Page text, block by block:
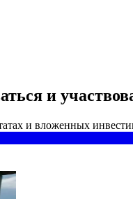
и
и вложенных